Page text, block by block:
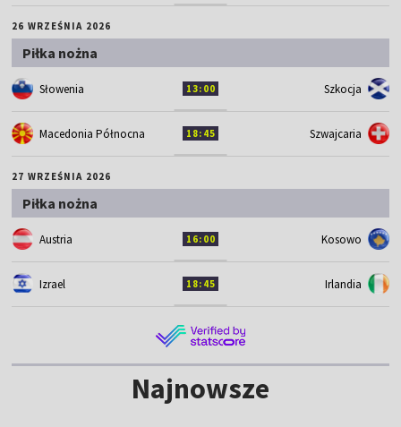
26 WRZEŚNIA 2026
Piłka nożna
Słowenia 13:00 Szkocja
Macedonia Północna 18:45 Szwajcaria
27 WRZEŚNIA 2026
Piłka nożna
Austria 16:00 Kosowo
Izrael 18:45 Irlandia
Najnowsze